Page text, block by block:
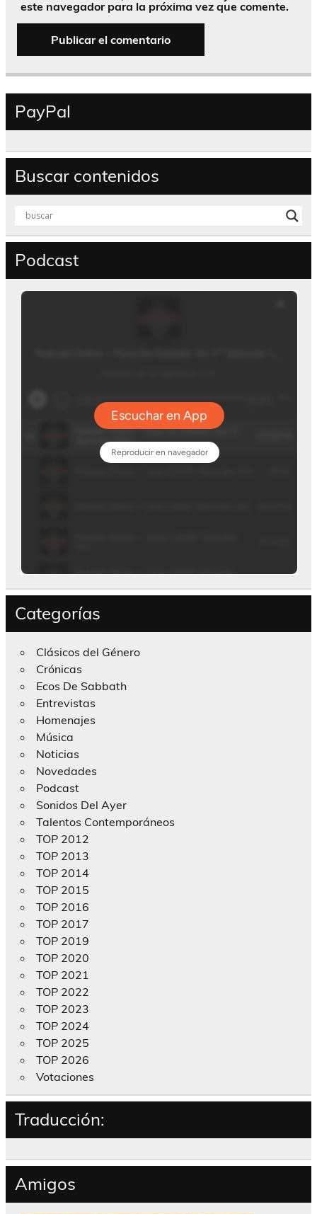
este navegador para la próxima vez que comente.
PayPal
Buscar contenidos
Podcast
Categorías
Clásicos del Género
Crónicas
Ecos De Sabbath
Entrevistas
Homenajes
Música
Noticias
Novedades
Podcast
Sonidos Del Ayer
Talentos Contemporáneos
TOP 2012
TOP 2013
TOP 2014
TOP 2015
TOP 2016
TOP 2017
TOP 2019
TOP 2020
TOP 2021
TOP 2022
TOP 2023
TOP 2024
TOP 2025
TOP 2026
Votaciones
Traducción:
Amigos